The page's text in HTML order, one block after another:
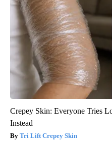
Crepey Skin: Everyone Tries
Instead
Tri Lift Crepey Skin